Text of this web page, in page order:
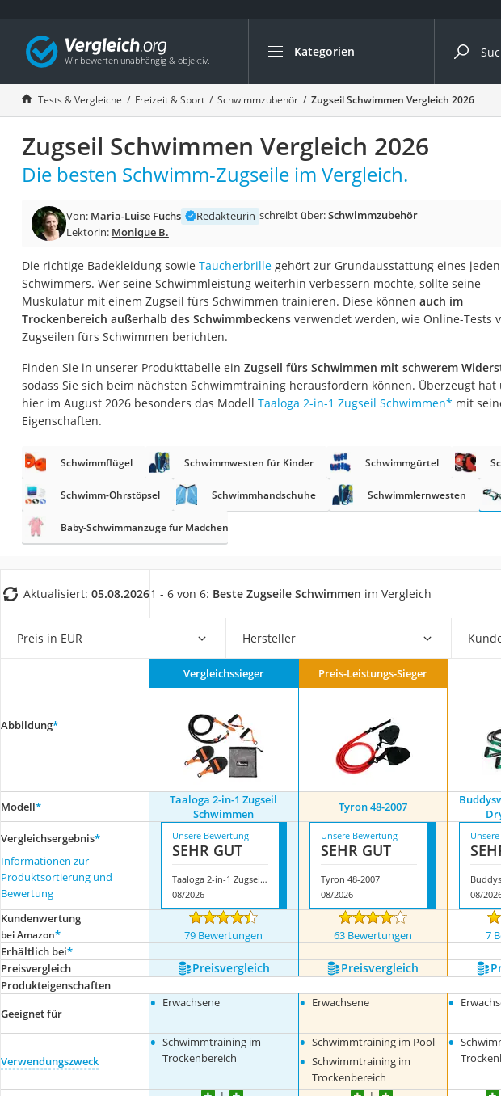
Kategorien
Die beliebtesten Vergleiche nach Kategorie
Freizeit & Sport
Gartentrampolin
Trampolin
Metalldetektor
Eufab-Fahrradträger
Trampolin 366 cm
Aluminium-Koffer
Futterboot
Air Bike
Trekkingschuhe Herren
Reisetasche mit Rollen
Nachtsichtgerät
Faltschloss
Sicherheitsweste Reiten
Service
Tests & Vergleiche Freizeit & Sport Schwimmzubehör Zugseil Schwimmen Vergleich 2026
Zugseil Schwimmen Vergleich 2026
Die besten Schwimm-Zugseile im Vergleich.
Von: Maria-Luise Fuchs Redakteurin schreibt über:Schwimmzubehör
Lektorin: Monique B.
Die richtige Badekleidung sowie Taucherbrillegehört zur Grundausstattung eines jeden
Schwimmers. Wer seine Schwimmleistung weiterhin verbessern möchte, sollte seine
Muskulatur mit einem Zugseil fürs Schwimmen trainieren. Diese können auch im
Trockenbereich außerhalb des Schwimmbeckens verwendet werden, wie Online-Tests
Zugseilen fürs Schwimmen berichten.
Finden Sie in unserer Produkttabelle ein Zugseil fürs Schwimmen mit schwerem
sodass Sie sich beim nächsten Schwimmtraining herausfordern können. Überzeugt hat
hier im August 2026 besonders das Modell Taaloga 2-in-1 Zugseil Schwimmen* mit
Eigenschaften.
Schwimmflügel Schwimmwesten für Kinder Schwimmgürtel
Schwimm-Ohrstöpsel Schwimmhandschuhe Schwimmlernwesten
Baby-Schwimmanzüge für Mädchen
Aktualisiert: 05.08.20261 - 6 von 6: Beste Zugseile Schwimmen im Vergleich
Preis in EUR Hersteller
Abbildung*
Vergleichssieger Preis-Leistungs-Sieger
Modell*
Taaloga 2-in-1 Zugseil
Schwimmen
Tyron 48-2007
Vergleichsergebnis*
Informationen zur
Produktsortierung und
Bewertung
Unsere Bewertung
SEHR GUT
Taaloga 2-in-1 Zugseil Schwimmen
08/2026
Unsere Bewertung
SEHR GUT
Tyron 48-2007
08/2026
08/
Kundenwertung
bei Amazon* 79 Bewertungen 63 Bewertungen 7
Erhältlich bei*
Preis­vergleich
Preis­vergleich Preis­vergleich
Produkteigenschaften
Geeignet für
• Erwachsene • Erwachsene •
Verwendungszweck
• Schwimmtraining im
Trockenbereich
• Schwimmtraining im Pool
• Schwimmtraining im
Trockenbereich
•